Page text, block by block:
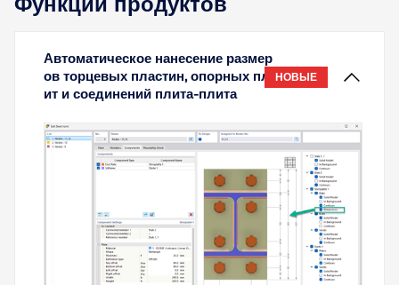
Узнать больше
исследовательской конечно-элементной моделью
Узнать больше
Автоматическое нанесение размер
ов торцевых пластин, опорных пл
ит и соединений плита-плита
НОВЫЕ